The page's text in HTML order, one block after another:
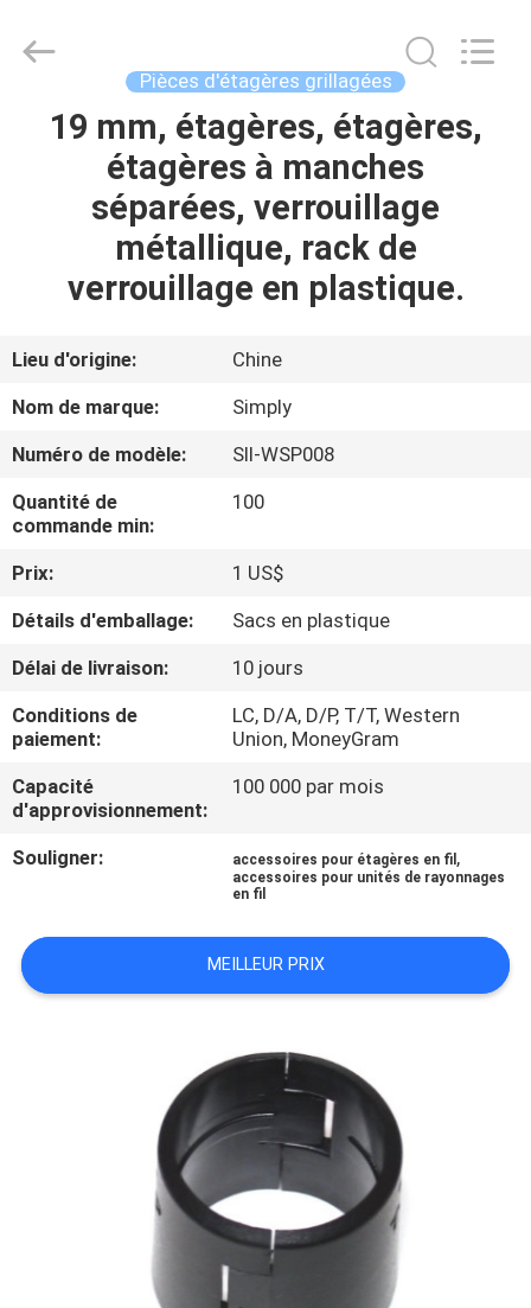
MAISON
PRODUITS
DE
NOUS
VISITE
D'USINE
CONTRÔLE
DE
QUALITÉ
CONTACTEZ-
NOUS
DEMANDEZ
CITATION
Rights
Pièces d'étagères grillagées
19 mm, étagères, étagères,
étagères à manches
séparées, verrouillage
métallique, rack de
verrouillage en plastique.
Lieu d'origine:
Chine
Nom de marque:
Simply
Numéro de modèle:
SII-WSP008
Quantité de
commande min:
100
Prix:
1 US$
Détails d'emballage:
Sacs en plastique
Délai de livraison:
10 jours
Conditions de
paiement:
LC, D/A, D/P, T/T, Western
Union, MoneyGram
Capacité
d'approvisionnement:
100 000 par mois
Souligner: accessoires pour étagères en fil ,
accessoires pour unités de rayonnages
en fil
MEILLEUR PRIX